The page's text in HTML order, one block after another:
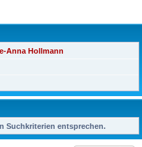
h
e
Anna Hollmann
Suchkriterien entsprechen.